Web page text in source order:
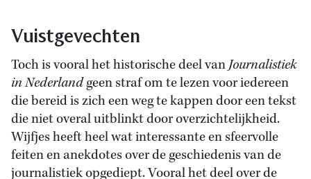
Vuistgevechten
Toch is vooral het historische deel vanJournalistiek
in Nederlandgeen straf om te lezen voor iedereen
die bereid is zich een weg te kappen door een tekst
die niet overal uitblinkt door overzichtelijkheid.
Wijfjes heeft heel wat interessante en sfeervolle
feiten en anekdotes over de geschiedenis van de
journalistiek opgediept. Vooral het deel over de